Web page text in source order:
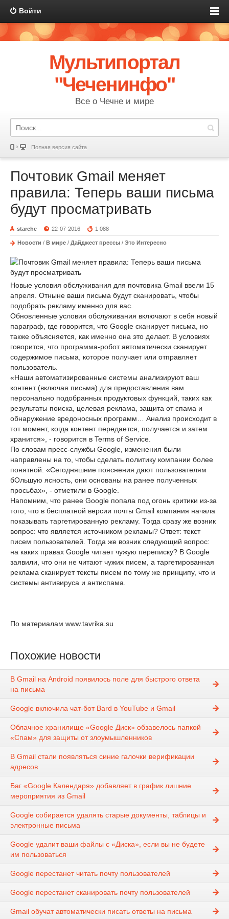
Войти
Мультипортал
"Чеченинфо"
Все о Чечне и мире
Полная версия сайта
Почтовик Gmail меняет
правила: Теперь ваши письма
будут просматривать
starche 22-07-2016 1 088
Новости / В мире / Дайджест прессы / Это Интересно
Новые условия обслуживания для почтовика Gmail ввели 15
апреля. Отныне ваши письма будут сканировать, чтобы
подобрать рекламу именно для вас.
Обновленные условия обслуживания включают в себя новый
параграф, где говорится, что Google сканирует письма, но
также объясняется, как именно она это делает. В условиях
говорится, что программа-робот автоматически сканирует
содержимое письма, которое получает или отправляет
пользователь.
«Наши автоматизированные системы анализируют ваш
контент (включая письма) для предоставления вам
персонально подобранных продуктовых функций, таких как
результаты поиска, целевая реклама, защита от спама и
обнаружение вредоносных программ… Анализ происходит в
тот момент, когда контент передается, получается и затем
хранится», - говорится в Terms of Service.
По словам пресс-службы Google, изменения были
направлены на то, чтобы сделать политику компании более
понятной. «Сегодняшние пояснения дают пользователям
бОльшую ясность, они основаны на ранее полученных
просьбах», - отметили в Google.
Напомним, что ранее Google попала под огонь критики из-за
того, что в бесплатной версии почты Gmail компания начала
показывать таргетированную рекламу. Тогда сразу же возник
вопрос: что является источником рекламы? Ответ: текст
писем пользователей. Тогда же возник следующий вопрос:
на каких правах Google читает чужую переписку? В Google
заявили, что они не читают чужих писем, а таргетированная
реклама сканирует тексты писем по тому же принципу, что и
системы антивируса и антиспама.
По материалам www.tavrika.su
Похожие новости
В Gmail на Android появилось поле для быстрого ответа
на письма
Google включила чат-бот Bard в YouTube и Gmail
Облачное хранилище «Google Диск» обзавелось папкой
«Спам» для защиты от злоумышленников
В Gmail стали появляться синие галочки верификации
адресов
Баг «Google Календаря» добавляет в график лишние
мероприятия из Gmail
Google собирается удалять старые документы, таблицы и
электронные письма
Google удалит ваши файлы с «Диска», если вы не будете
им пользоваться
Google перестанет читать почту пользователей
Google перестанет сканировать почту пользователей
Gmail обучат автоматически писать ответы на письма